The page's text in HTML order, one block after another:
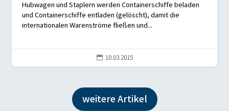
Hubwagen und Staplern werden Containerschiffe beladen
und Containerschiffe entladen (gelöscht), damit die
internationalen Warenströme fließen und...
 10.03.2015
weitere Artikel